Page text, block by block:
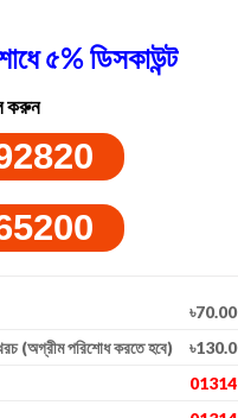
৫% ডিসকাউন্ট
করুন
৳70.00
(অগ্রীম পরিশোধ করতে হবে)